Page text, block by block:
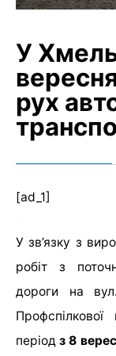
У
рух
[ad_1]
У зв’язку з
робіт з
дороги на
періодз 8